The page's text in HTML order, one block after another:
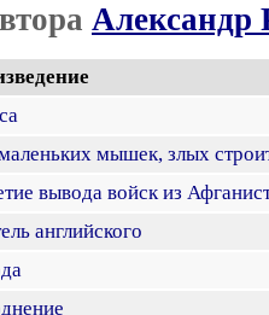
Александр
мышек, злых
вывода войск из
английского